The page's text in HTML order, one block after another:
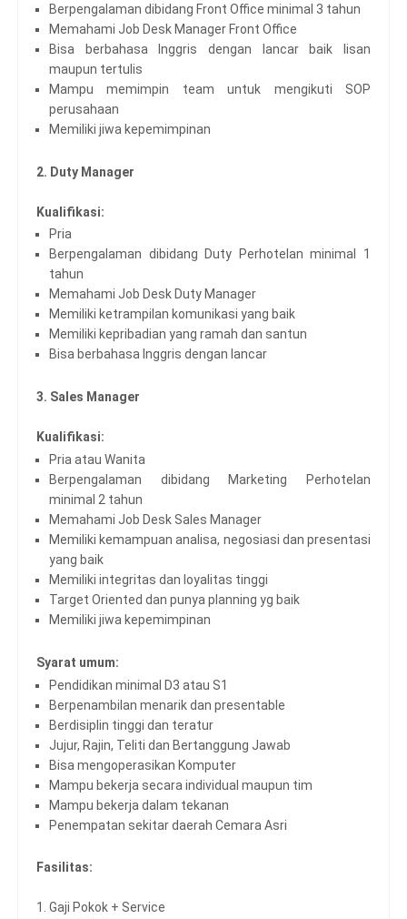
Berpengalaman dibidang Front Office minimal 3 tahun
Memahami Job Desk Manager Front Office
Bisa berbahasa Inggris dengan lancar baik lisan
maupun tertulis
Mampu memimpin team untuk mengikuti SOP
perusahaan
Memiliki jiwa kepemimpinan
2. Duty Manager
Kualifikasi:
Pria
Berpengalaman dibidang Duty Perhotelan minimal 1
tahun
Memahami Job Desk Duty Manager
Memiliki ketrampilan komunikasi yang baik
Memiliki kepribadian yang ramah dan santun
Bisa berbahasa Inggris dengan lancar
3. Sales Manager
Kualifikasi:
Pria atau Wanita
Berpengalaman dibidang Marketing Perhotelan
minimal 2 tahun
Memahami Job Desk Sales Manager
Memiliki kemampuan analisa, negosiasi dan presentasi
yang baik
Memiliki integritas dan loyalitas tinggi
Target Oriented dan punya planning yg baik
Memiliki jiwa kepemimpinan
Syarat umum:
Pendidikan minimal D3 atau S1
Berpenambilan menarik dan presentable
Berdisiplin tinggi dan teratur
Jujur, Rajin, Teliti dan Bertanggung Jawab
Bisa mengoperasikan Komputer
Mampu bekerja secara individual maupun tim
Mampu bekerja dalam tekanan
Penempatan sekitar daerah Cemara Asri
Fasilitas:
1. Gaji Pokok + Service